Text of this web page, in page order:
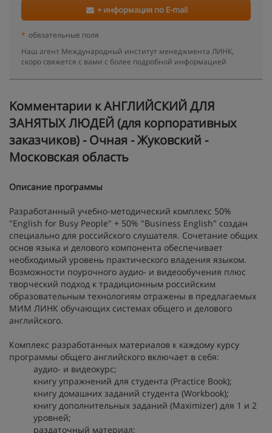
+ информация по E-mail
* обязательные поля
Наш агент Международный институт менеджмента ЛИНК,
скоро свяжется с вами с более подробной информацией
Kомментарии к АНГЛИЙСКИЙ ДЛЯ
ЗАНЯТЫХ ЛЮДЕЙ (для корпоративных
заказчиков) - Очная - Жуковский -
Московская область
Описание программы
Разработанный учебно-методический комплекс 50%
"English for Busy People" + 50% "Business English" создан
специально для российского слушателя. Сочетание общих
основ языка и делового компонента обеспечивает
необходимый уровень практического владения языком.
Возможности поурочного аудио- и видеообучения плюс
творческий подход к традиционным российским
образовательным технологиям отражены в предлагаемых
МИМ ЛИНК обучающих системах общего и делового
английского.
Комплекс разработанных материалов к каждому курсу
программы общего английского включает в себя:
аудио- и видеокурс;
книгу упражнений для студента (Practice Book);
книгу домашних заданий студента (Workbook);
книгу дополнительных заданий (Maximizer) для 1 и 2
уровней;
раздаточный материал;